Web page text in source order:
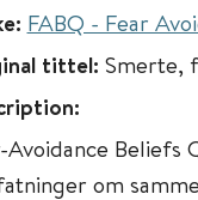
FABQ - Fear
tittel: Smerte,
Avoidance Beliefs
om